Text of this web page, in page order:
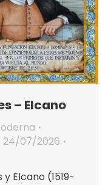
– Elcano
24/07/2026
Elcano (1519-